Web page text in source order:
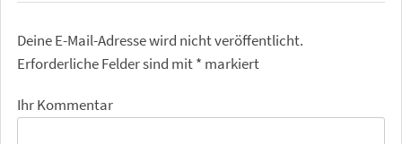
Deine E-Mail-Adresse wird nicht veröffentlicht.
Erforderliche Felder sind mit* markiert
Ihr Kommentar